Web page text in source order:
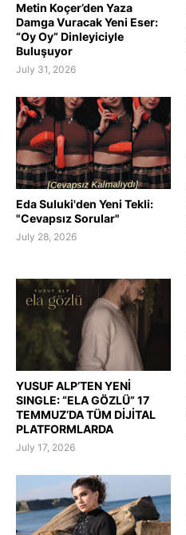
Metin Koçer’den Yaza
Damga Vuracak Yeni Eser:
“Oy Oy” Dinleyiciyle
Buluşuyor
July 31, 2026
Eda Suluki'den Yeni Tekli:
"Cevapsız Sorular"
July 28, 2026
YUSUF ALP’TEN YENİ
SINGLE: “ELA GÖZLÜ” 17
TEMMUZ’DA TÜM DİJİTAL
PLATFORMLARDA
July 17, 2026